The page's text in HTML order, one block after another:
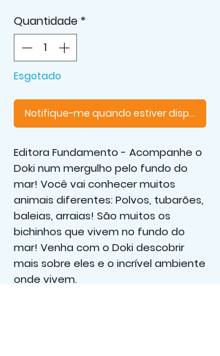
Quantidade *
Esgotado
Notifique-me quando estiver disponível
Editora Fundamento - Acompanhe o
Doki num mergulho pelo fundo do
mar! Você vai conhecer muitos
animais diferentes: Polvos, tubarões,
baleias, arraias! São muitos os
bichinhos que vivem no fundo do
mar! Venha com o Doki descobrir
mais sobre eles e o incrível ambiente
onde vivem.